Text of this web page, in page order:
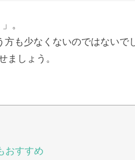
。
も少なくないのではないで
ましょう。
おすすめ